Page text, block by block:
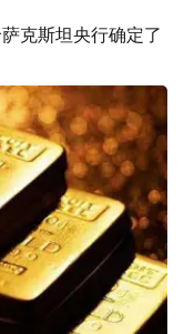
克斯坦央行确定了